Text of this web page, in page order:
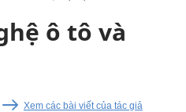
ô tô và
Xem các bài viết của tác giả